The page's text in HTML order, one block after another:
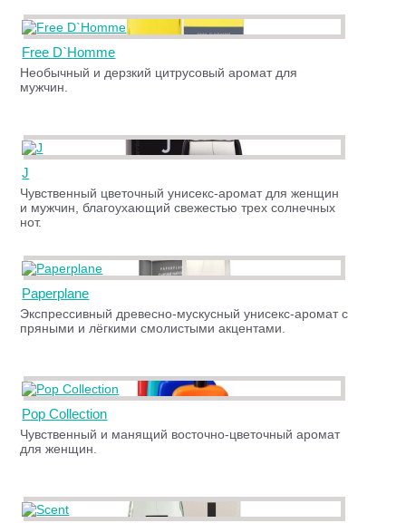
Free D`Homme
Необычный и дерзкий цитрусовый аромат для
мужчин.
J
Чувственный цветочный унисекс-аромат для женщин
и мужчин, благоухающий свежестью трех солнечных
нот.
Paperplane
Экспрессивный древесно-мускусный унисекс-аромат с
пряными и лёгкими смолистыми акцентами.
Pop Collection
Чувственный и манящий восточно-цветочный аромат
для женщин.